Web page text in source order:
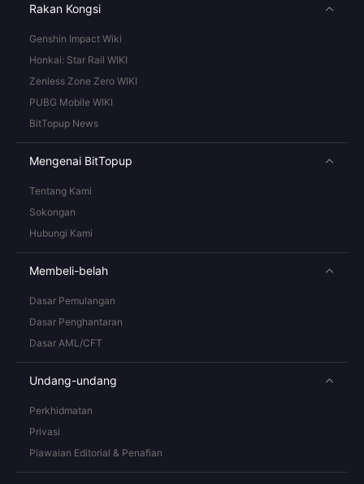
Rakan Kongsi
Genshin Impact Wiki
Honkai: Star Rail WIKI
Zenless Zone Zero WIKI
PUBG Mobile WIKI
BitTopup News
Mengenai BitTopup
Tentang Kami
Sokongan
Hubungi Kami
Membeli-belah
Dasar Pemulangan
Dasar Penghantaran
Dasar AML/CFT
Undang-undang
Perkhidmatan
Privasi
Piawaian Editorial & Penafian